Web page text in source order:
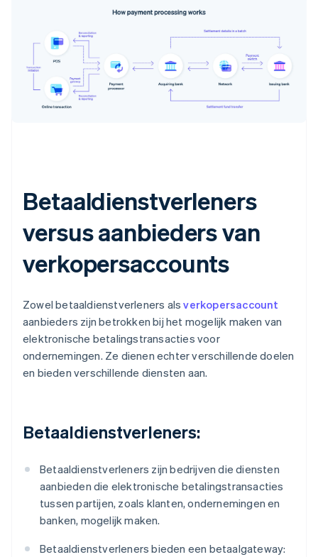
Betaaldienstverleners
versus aanbieders van
verkopersaccounts
Zowel betaaldienstverleners alsverkopersaccount
aanbieders zijn betrokken bij het mogelijk maken van
elektronische betalingstransacties voor
ondernemingen. Ze dienen echter verschillende doelen
en bieden verschillende diensten aan.
Betaaldienstverleners:
Betaaldienstverleners zijn bedrijven die diensten
aanbieden die elektronische betalingstransacties
tussen partijen, zoals klanten, ondernemingen en
banken, mogelijk maken.
Betaaldienstverleners bieden een betaalgateway: